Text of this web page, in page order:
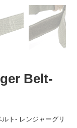
Belt-
ト- レンジャーグリ